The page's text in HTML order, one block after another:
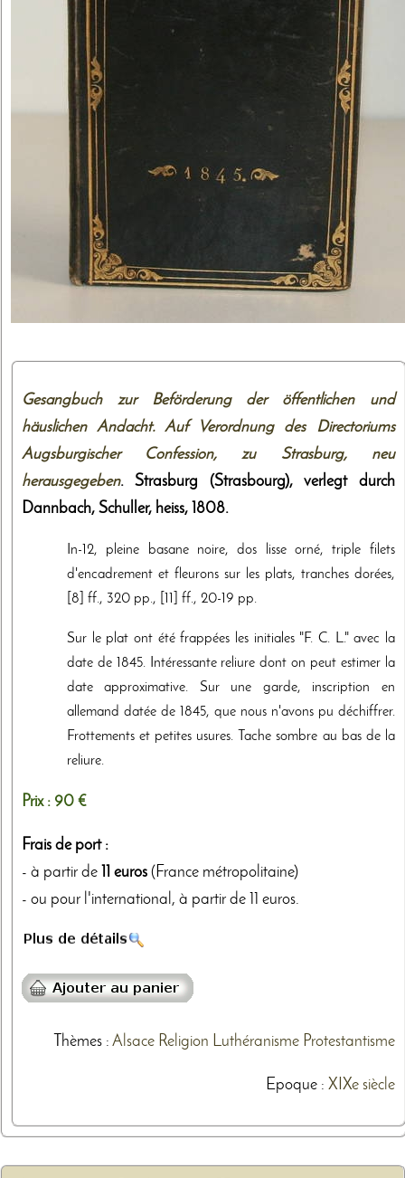
Gesangbuch zur Beförderung der öffentlichen und
häuslichen Andacht. Auf Verordnung des Directoriums
Augsburgischer Confession, zu Strasburg, neu
herausgegeben. Strasburg (Strasbourg),verlegt durch
Dannbach, Schuller, heiss, 1808.
In-12, pleine basane noire, dos lisse orné, triple filets
d'encadrement et fleurons sur les plats, tranches dorées,
[8] ff., 320 pp., [11] ff., 20-19 pp.
Sur le plat ont été frappées les initiales "F. C. L." avec la
date de 1845. Intéressante reliure dont on peut estimer la
date approximative. Sur une garde, inscription en
allemand datée de 1845, que nous n'avons pu déchiffrer.
Frottements et petites usures. Tache sombre au bas de la
reliure.
Prix : 90 €
Frais de port :
- à partir de
11 euros (France métropolitaine)
- ou pour l'international, à partir de 11 euros.
Thèmes: Alsace Religion Luthéranisme Protestantisme
Epoque : XIXe siècle